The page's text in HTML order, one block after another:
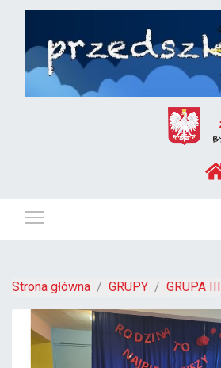
Strona główna GRUPY GRUPA III